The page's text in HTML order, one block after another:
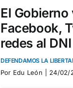
El
Facebook,
redes al DNI
DEFENDAMOS LA
Por Edu León 24/02/